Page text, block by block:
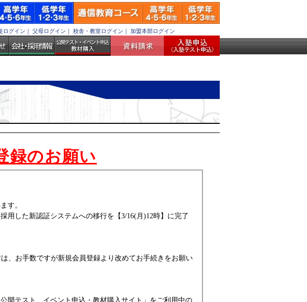
ログイン ｜ 父母ログイン ｜ 校舎・教室ログイン ｜ 加盟本部ログイン
録のお願い
す。
用した新認証システムへの移行を【3/16(月)12時】に完了
、お手数ですが新規会員登録より改めてお手続きをお願い
開テスト、イベント申込・教材購入サイト」をご利用中の